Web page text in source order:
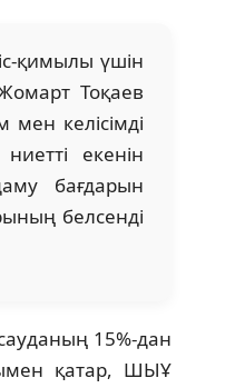
қимылы үшін
Тоқаев
келісімді
екенін
бағдарын
белсенді
15%-дан
қатар, ШЫҰ